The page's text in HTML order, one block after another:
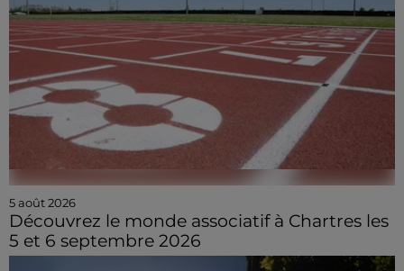
5 août 2026
Découvrez le monde associatif à Chartres les
5 et 6 septembre 2026